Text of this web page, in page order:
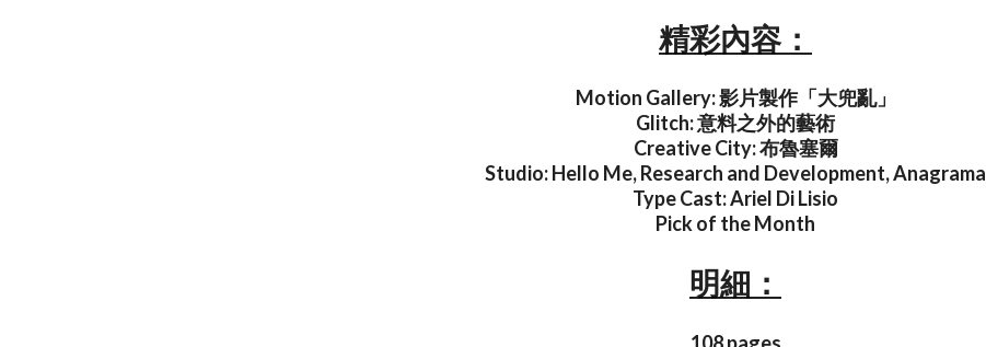
精彩內容：
Motion Gallery: 影片製作「大兜亂」
Glitch: 意料之外的藝術
Creative City: 布魯塞爾
Studio: Hello Me, Research and Development, Anagrama
Type Cast: Ariel Di Lisio
Pick of the Month
明細：